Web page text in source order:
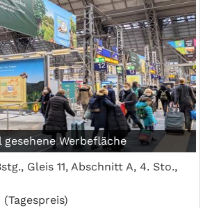
gesehene Werbefläche
Gleis 11, Abschnitt A, 4. Sto.,
(Tagespreis)